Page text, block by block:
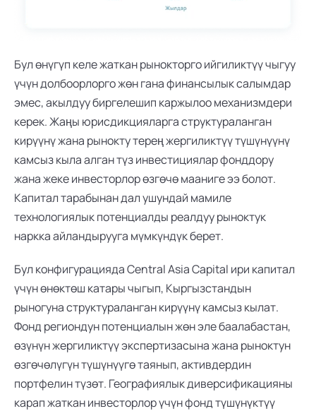
Бул өнүгүп келе жаткан рынокторго ийгиликтүү чыгуу
үчүн долбоорлорго жөн гана финансылык салымдар
эмес, акылдуу биргелешип каржылоо механизмдери
керек. Жаңы юрисдикцияларга структураланган
кирүүнү жана рынокту терең жергиликтүү түшүнүүнү
камсыз кыла алган түз инвестициялар фонддору
жана жеке инвесторлор өзгөчө мааниге ээ болот.
Капитал тарабынан дал ушундай мамиле
технологиялык потенциалды реалдуу рыноктук
наркка айландырууга мүмкүндүк берет.
Бул конфигурацияда Central Asia Capital ири капитал
үчүн өнөктөш катары чыгып, Кыргызстандын
рыногуна структураланган кирүүнү камсыз кылат.
Фонд региондун потенциалын жөн эле баалабастан,
өзүнүн жергиликтүү экспертизасына жана рыноктун
өзгөчөлүгүн түшүнүүгө таянып, активдердин
портфелин түзөт. Географиялык диверсификацияны
карап жаткан инвесторлор үчүн фонд түшүнүктүү